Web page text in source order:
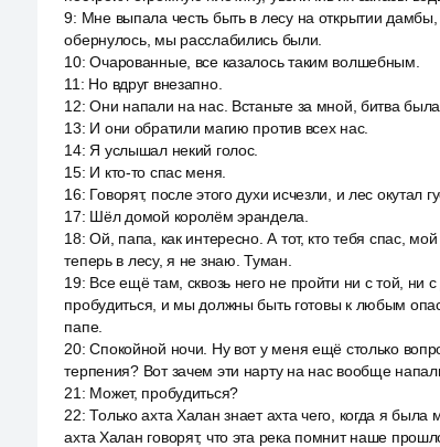
9: Мне выпала честь быть в лесу на открытии
обернулось, мы расслабились были.
10:Очарованные, все казалось таким волшебным.
11 : Но вдруг внезапно.
12:Они напали на нас. Встаньте за мной, битва
13: И они обратили магию против всех нас.
14: Я услышал некий голос.
15: И кто-то спас меня.
16: Говорят, после этого духи исчезли, и лес окутал
17: Шёл домой королём эрандела.
18:Ой, папа, как интересно. А тот, кто тебя спас,
теперь в лесу, я не знаю. Туман.
19: Все ещё там, сквозь него не пройти ни с той, ни
пробудиться, и мы должны быть готовы к любым
папе.
20:Спокойной ночи. Ну вот у меня ещё столько
терпения? Вот зачем эти нарту на нас вообще
21 : Может, пробудиться?
22:Только ахта Халан знает ахта чего, когда я
ахта Халан говорят, что эта река помнит наше